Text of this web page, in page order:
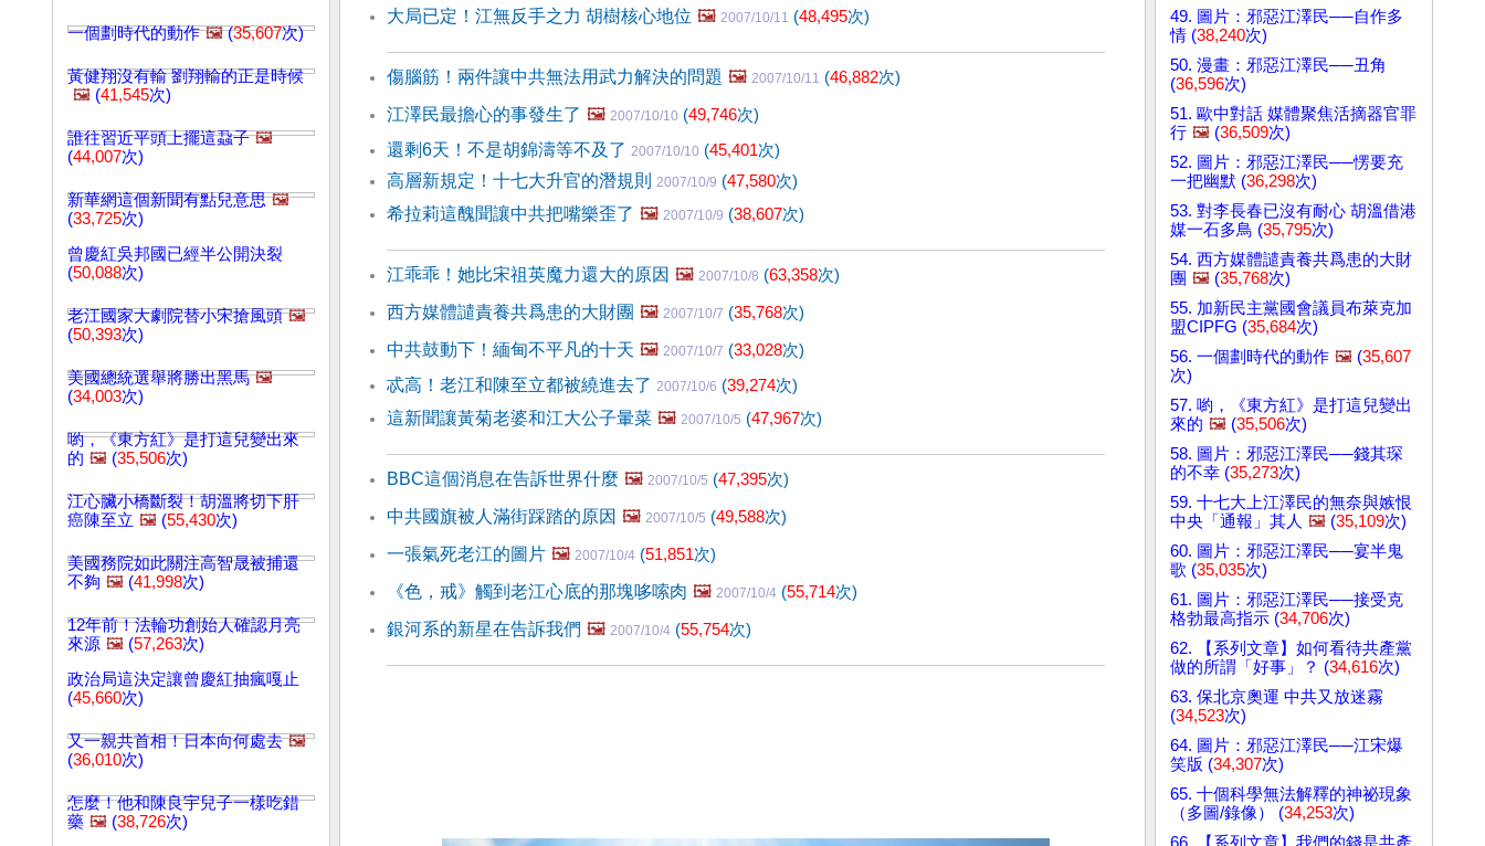
一個劃時代的動作 🖼️(35,607次)
黃健翔沒有輸 劉翔輸的正是時候
🖼️ (41,545次)
誰往習近平頭上擺這蝨子 🖼️
(44,007次)
新華網這個新聞有點兒意思 🖼️
(33,725次)
曾慶紅吳邦國已經半公開決裂
(50,088次)
老江國家大劇院替小宋搶風頭 🖼️
(50,393次)
美國總統選舉將勝出黑馬 🖼️
(34,003次)
喲，《東方紅》是打這兒變出來
的 🖼️ (35,506次)
江心臟小橋斷裂！胡溫將切下肝
癌陳至立 🖼️ (55,430次)
美國務院如此關注高智晟被捕還
不夠 🖼️ (41,998次)
12年前！法輪功創始人確認月亮
來源 🖼️ (57,263次)
政治局這決定讓曾慶紅抽瘋嘎止
(45,660次)
又一親共首相！日本向何處去 🖼️
(36,010次)
怎麼！他和陳良宇兒子一樣吃錯
藥 🖼️ (38,726次)
大局已定！江無反手之力 胡樹核心地位 🖼️ 2007/10/11 (48,495次)
傷腦筋！兩件讓中共無法用武力解決的問題 🖼️ 2007/10/11 (46,882次)
江澤民最擔心的事發生了 🖼️ 2007/10/10 (49,746次)
還剩6天！不是胡錦濤等不及了 2007/10/10 (45,401次)
高層新規定！十七大升官的潛規則 2007/10/9 (47,580次)
希拉莉這醜聞讓中共把嘴樂歪了 🖼️ 2007/10/9 (38,607次)
江乖乖！她比宋祖英魔力還大的原因 🖼️ 2007/10/8 (63,358次)
西方媒體譴責養共爲患的大財團 🖼️ 2007/10/7 (35,768次)
中共鼓動下！緬甸不平凡的十天 🖼️ 2007/10/7 (33,028次)
忒高！老江和陳至立都被繞進去了 2007/10/6 (39,274次)
這新聞讓黃菊老婆和江大公子暈菜 🖼️ 2007/10/5 (47,967次)
BBC這個消息在告訴世界什麼 🖼️ 2007/10/5 (47,395次)
中共國旗被人滿街踩踏的原因 🖼️ 2007/10/5 (49,588次)
一張氣死老江的圖片 🖼️ 2007/10/4 (51,851次)
《色，戒》觸到老江心底的那塊哆嗦肉 🖼️ 2007/10/4 (55,714次)
銀河系的新星在告訴我們 🖼️ 2007/10/4 (55,754次)
49. 圖片：邪惡江澤民──自作多
情 (38,240次)
50. 漫畫：邪惡江澤民──丑角
(36,596次)
51. 歐中對話 媒體聚焦活摘器官罪
行 🖼️ (36,509次)
52. 圖片：邪惡江澤民──愣要充
一把幽默 (36,298次)
53. 對李長春已沒有耐心 胡溫借港
媒一石多鳥 (35,795次)
54. 西方媒體譴責養共爲患的大財
團 🖼️ (35,768次)
55. 加新民主黨國會議員布萊克加
盟CIPFG (35,684次)
56. 一個劃時代的動作 🖼️ (35,607
次)
57. 喲，《東方紅》是打這兒變出
來的 🖼️ (35,506次)
58. 圖片：邪惡江澤民──錢其琛
的不幸 (35,273次)
59. 十七大上江澤民的無奈與嫉恨
中央「通報」其人 🖼️ (35,109次)
60. 圖片：邪惡江澤民──宴半鬼
歌 (35,035次)
61. 圖片：邪惡江澤民──接受克
格勃最高指示 (34,706次)
62. 【系列文章】如何看待共產黨
做的所謂「好事」？ (34,616次)
63. 保北京奧運 中共又放迷霧
(34,523次)
64. 圖片：邪惡江澤民──江宋爆
笑版 (34,307次)
65. 十個科學無法解釋的神祕現象
（多圖/錄像） (34,253次)
66. 【系列文章】我們的錢是共產